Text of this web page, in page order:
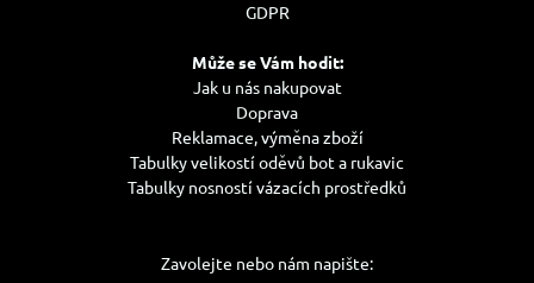
GDPR
Může se Vám hodit:
Jak u nás nakupovat
Doprava
Reklamace, výměna zboží
Tabulky velikostí oděvů bot a rukavic
Tabulky nosností vázacích prostředků
Zavolejte nebo nám napište: